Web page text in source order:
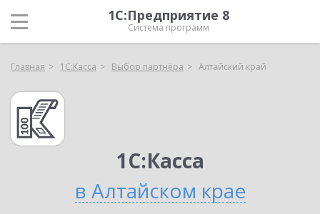
1С:Предприятие 8
Система программ
Главная 1С:Касса Выбор партнёра Алтайский край
1С:Касса
в Алтайском крае